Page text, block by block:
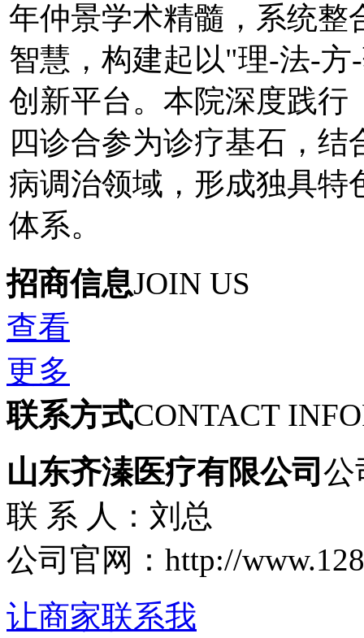
年仲景学术精髓，系统整
智慧，构建起以"理-法-
创新平台。本院深度践
四诊合参为诊疗基石，
病调治领域，形成独具
体系。
招商信息JOIN US
查看
更多
联系方式CONTACT
山东齐溱医疗有限公司 公
联 系 人：刘总
公司官网：http://
让商家联系我